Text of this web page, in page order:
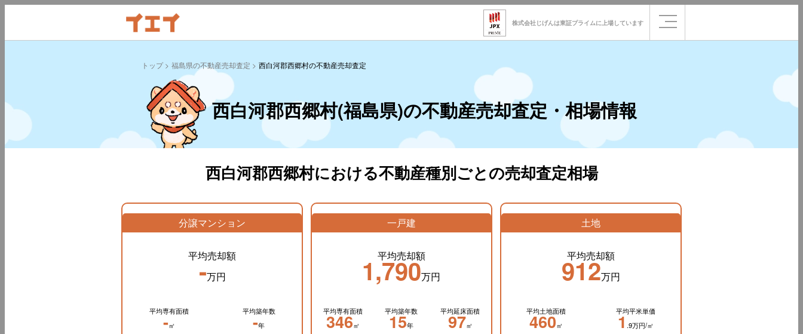
株式会社じげんは東証プライムに 上場しています
トップ 福島県の不動産売却査定 西白河郡西郷村の不動産売却査定
西白河郡西郷村(福島県)の不動産売却査定・相場情報
西白河郡西郷村における不動産種別ごとの売却査定相場
分譲マンション
平均売却額
-万円
平均専有面積
-㎡
平均築年数
-年
一戸建
平均売却額
1,790万円
平均専有面積
346㎡
平均築年数
15年
平均延床面積
97㎡
土地
平均売却額
912万円
平均土地面積
460㎡
平均平米単価
1 .9万円/㎡